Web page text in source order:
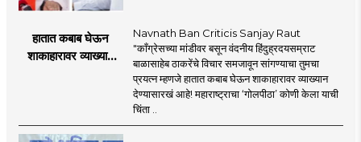
हातात कबाब घेऊन
शाकाहारावर व्याख्यान
Navnath Ban Criticis Sanjay Raut
"काँग्रेसच्या मांडीवर बसून वंदनीय हिंदुह्रदयसम्राट
बाळासाहेब ठाकरेंचे विचार समजावून सांगण्याचा तुमचा
प्रयत्न म्हणजे हातात कबाब घेऊन शाकाहारावर व्याख्यान
देण्यासारखं आहे! महाराष्ट्राचा ‘गोलपीठा’ कोणी केला याची
चिंता ..